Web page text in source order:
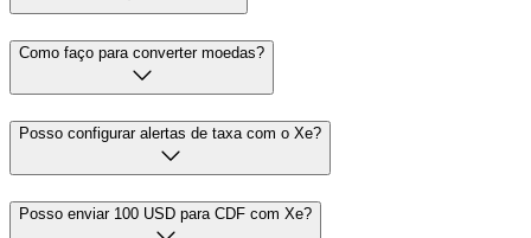
Como faço para converter moedas?
Posso configurar alertas de taxa com o Xe?
Posso enviar 100 USD para CDF com Xe?